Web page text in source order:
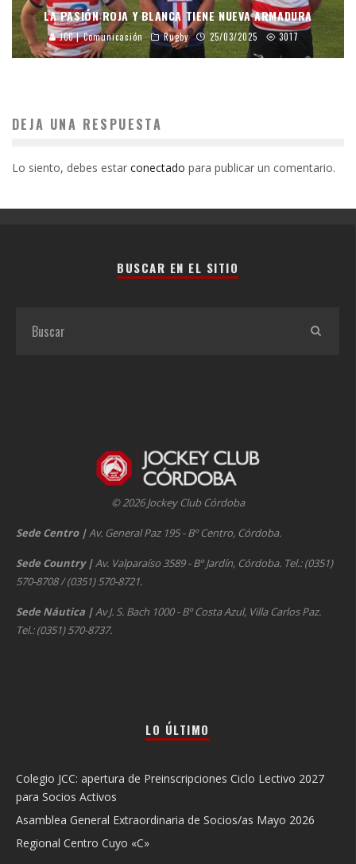
LA PASIÓN ROJA Y BLANCA TIENE NUEVA ARMADURA
JCC | Comunicación Rugby 25/03/2025 3017
DEJA UNA RESPUESTA
Lo siento, debes estar conectado para publicar un comentario.
BUSCAR EN EL SITIO
© 2026 Jockey Club Córdoba
Sede Centro |Av. General Paz 195 - Bº Centro, Córdoba.
Sede Country |Av. Valparaíso 3589 - Bº Jardín, Córdoba. Tel.: (0351)
570-8708 / (0351) 570-8721.
Sede Náutica |Av J. S. Bach 1000 - Bº Costa Azul, Villa Carlos Paz.
Tel.: (0351) 570-8737.
LO ÚLTIMO
Colegio JCC: apertura de Preinscripciones Ciclo Lectivo 2027
para Socios Activos
Asamblea General Extraordinaria de Socios/as Mayo 2026
Regional Centro Cuyo «C»